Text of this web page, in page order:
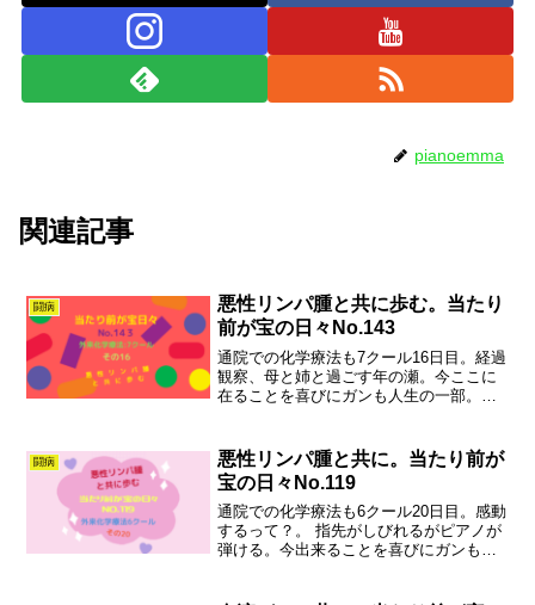
pianoemma
関連記事
闘病
悪性リンパ腫と共に歩む。当たり
前が宝の日々No.143
通院での化学療法も7クール16日目。経過
観察、母と姉と過ごす年の瀬。今ここに
在ることを喜びにガンも人生の一部。た
闘病
悪性リンパ腫と共に。当たり前が
宝の日々No.119
通院での化学療法も6クール20日目。感動
するって？。 指先がしびれるがピアノが
弾ける。今出来ることを喜びにガンも人